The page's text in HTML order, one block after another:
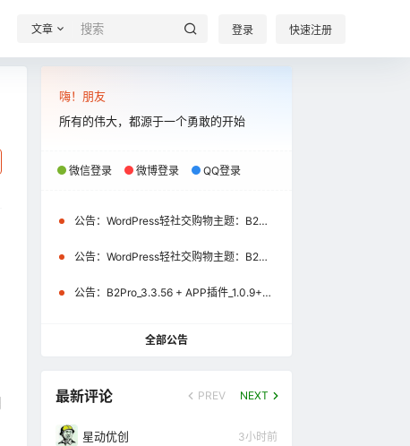
文章 登录 快速注册
嗨！朋友
所有的伟大，都源于一个勇敢的开始
微信登录 微博登录 QQ登录
公告： WordPress轻社交购物主题：B2Pro_3.8.2 + APP插件_1.2.1+uniapp源码_1.2.1（微信小程序\APP）更新通知
公告： WordPress轻社交购物主题：B2Pro_3.4.1 + APP插件_1.1.0+uniapp源码_1.1.0（微信小程序）更新通知
公告： B2Pro_3.3.56 + APP插件_1.0.9+uniapp源码_1.0.9更新公告
全部公告
最新评论 PREV NEXT
星动优创 3小时前